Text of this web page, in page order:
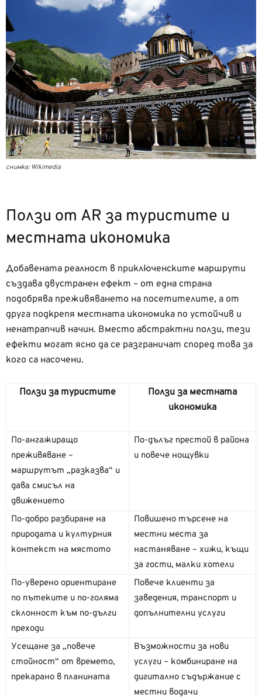
снимка: Wikimedia
Ползи от AR за туристите и
местната икономика
Добавената реалност в приключенските маршрути
създава двустранен ефект – от една страна
подобрява преживяването на посетителите, а от
друга подкрепя местната икономика по устойчив и
ненатрапчив начин. Вместо абстрактни ползи, тези
ефекти могат ясно да се разграничат според това за
кого са насочени.
Ползи за туристите
Ползи за местната
икономика
По-ангажиращо
преживяване –
маршрутът „разказва“ и
дава смисъл на
движението
По-дълъг престой в района
и повече нощувки
По-добро разбиране на
природата и културния
контекст на мястото
Повишено търсене на
местни места за
настаняване – хижи, къщи
за гости, малки хотели
По-уверено ориентиране
по пътеките и по-голяма
склонност към по-дълги
преходи
Повече клиенти за
заведения, транспорт и
допълнителни услуги
Усещане за „повече
стойност“ от времето,
прекарано в планината
Възможности за нови
услуги – комбиниране на
дигитално съдържание с
местни водачи